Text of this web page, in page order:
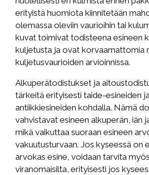
erityistä huomiota kiinnitetään
olemassa oleviin vaurioihin tai
kuvat toimivat todisteena esineen
kuljetusta ja ovat korvaamattomia
kuljetusvaurioiden arvioinnissa.
Alkuperätodistukset ja
tärkeitä erityisesti taide-esineiden
antiikkiesineiden kohdalla. Nämä
vahvistavat esineen alkuperän, iän
mikä vaikuttaa suoraan esineen
vakuutusturvaan. Jos kyseessä on
arvokas esine, voidaan tarvita
viranomaisilta, erityisesti jos